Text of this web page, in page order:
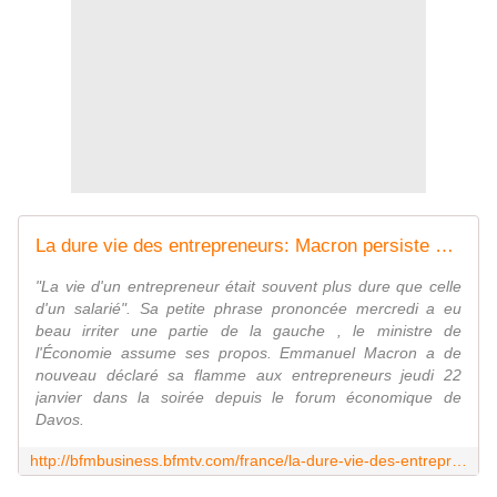
La dure vie des entrepreneurs: Macron persiste et signe
"La vie d'un entrepreneur était souvent plus dure que celle
d'un salarié". Sa petite phrase prononcée mercredi a eu
beau irriter une partie de la gauche , le ministre de
l'Économie assume ses propos. Emmanuel Macron a de
nouveau déclaré sa flamme aux entrepreneurs jeudi 22
janvier dans la soirée depuis le forum économique de
Davos.